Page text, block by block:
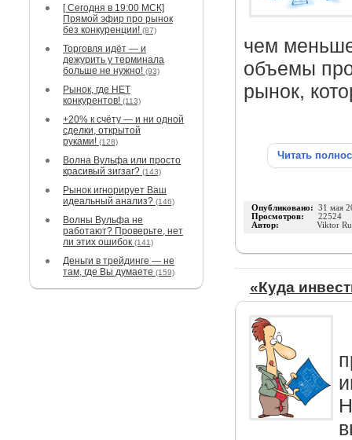
[ Сегодня в 19:00 МСК]
Прямой эфир про рынок
без конкуренции! (87)
Торговля идёт — и
дежурить у терминала
больше не нужно! (93)
Рынок, где НЕТ
конкурентов! (113)
+20% к счёту — и ни одной
сделки, открытой
руками! (128)
Волна Вульфа или просто
красивый зигзаг? (143)
Рынок игнорирует Ваш
идеальный анализ? (146)
Волны Вульфа не
работают? Проверьте, нет
ли этих ошибок (141)
Деньги в трейдинге — не
там, где Вы думаете (159)
чем
объемы
рынок,
Читать
Опубликовано: 31 мая
Просмотров: 22524
Автор: Viktor
«Куда